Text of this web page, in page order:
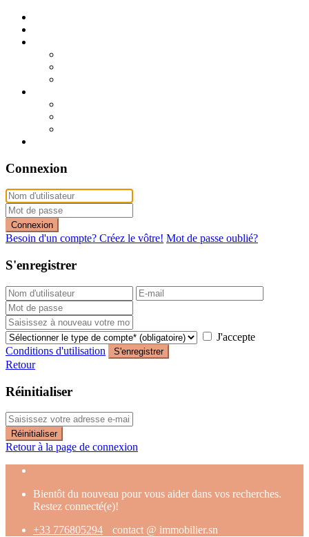
Connexion
Connexion
Besoin d'un compte? Créez le vôtre! Mot de passe oublié?
S'enregistrer
J'accepte
Conditions d'utilisation
S'enregistrer
Retour
Réinitialiser
Réinitialiser
Retour à la page de connexion
Bientôt du nouveau pour vous aider dans vos recherches.
Restez connecté(e)!
+33 776805294
contact @ immobilier.sn